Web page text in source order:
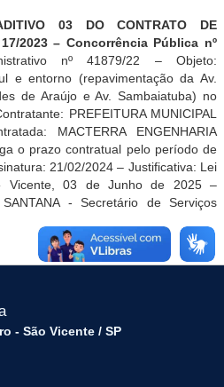
03 DO CONTRATO DE
17/2023 – Concorrência Pública nº
nº 41879/22 – Objeto:
e entorno (repavimentação da Av.
de Araújo e Av. Sambaiatuba) no
PREFEITURA MUNICIPAL
MACTERRA ENGENHARIA
o prazo contratual pelo período de
21/02/2024 – Justificativa: Lei
Vicente, 03 de Junho de 2025 –
- Secretário de Serviços
- São Vicente / SP